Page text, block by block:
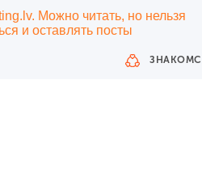
Можно читать, но нельзя
и оставлять посты